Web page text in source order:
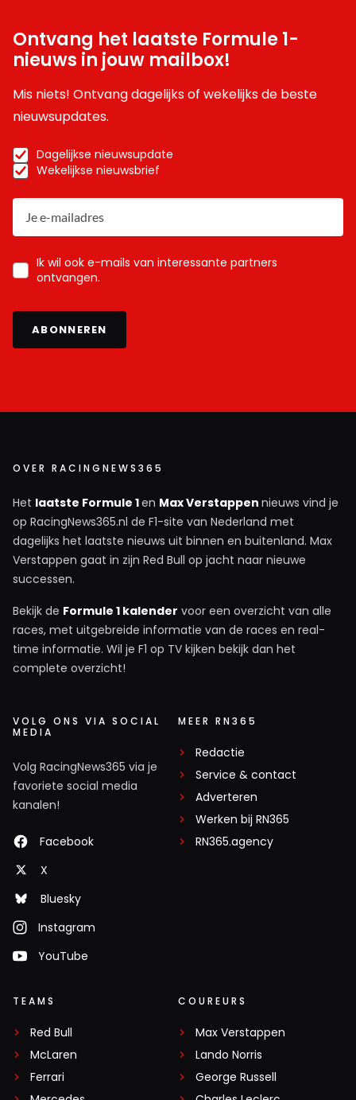
Ontvang het laatste Formule 1-
nieuws in jouw mailbox!
Mis niets! Ontvang dagelijks of wekelijks de beste
nieuwsupdates.
Dagelijkse nieuwsupdate
Wekelijkse nieuwsbrief
Ik wil ook e-mails van interessante partners
ontvangen.
ABONNEREN
OVER RACINGNEWS365
Het laatste Formule 1en Max Verstappen nieuws vind je
op RacingNews365.nl de F1-site van Nederland met
dagelijks het laatste nieuws uit binnen en buitenland. Max
Verstappen gaat in zijn Red Bull op jacht naar nieuwe
successen.
Bekijk de Formule 1 kalender voor een overzicht van alle
races, met uitgebreide informatie van de races en real-
time informatie. Wil je F1 op TV kijken bekijk dan het
complete overzicht!
VOLG ONS VIA SOCIAL
MEDIA
Volg RacingNews365 via je
favoriete social media
kanalen!
Facebook
X
Bluesky
Instagram
YouTube
MEER RN365
Redactie
Service & contact
Adverteren
Werken bij RN365
RN365.agency
TEAMS
Red Bull
McLaren
Ferrari
COUREURS
Max Verstappen
Lando Norris
George Russell